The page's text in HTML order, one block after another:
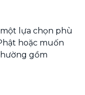
lựa chọn phù
hoặc muốn
gồm